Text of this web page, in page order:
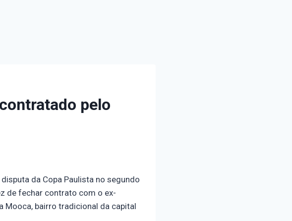
pelo
da Copa Paulista no segundo
de fechar contrato com o ex-
Mooca, bairro tradicional da capital